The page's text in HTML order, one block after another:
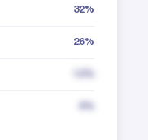
32%
26%